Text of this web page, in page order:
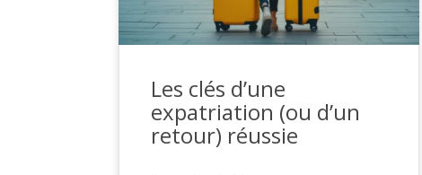
Les clés d’une
expatriation (ou d’un
retour) réussie